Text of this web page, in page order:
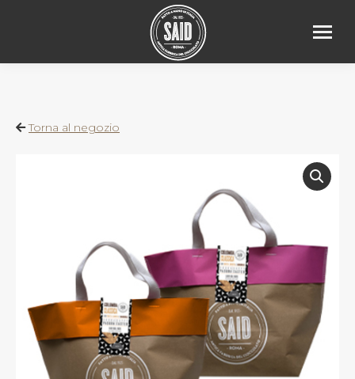
Torna al negozio